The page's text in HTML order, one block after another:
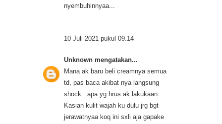
nyembuhinnyaa...
10 Juli 2021 pukul 09.14
Unknown mengatakan...
Mana ak baru beli creamnya semua
td, pas baca akibat nya langsung
shock.. apa yg hrus ak lakukaan.
Kasian kulit wajah ku dulu jrg bgt
jerawatnyaa koq ini sxli aja gapake